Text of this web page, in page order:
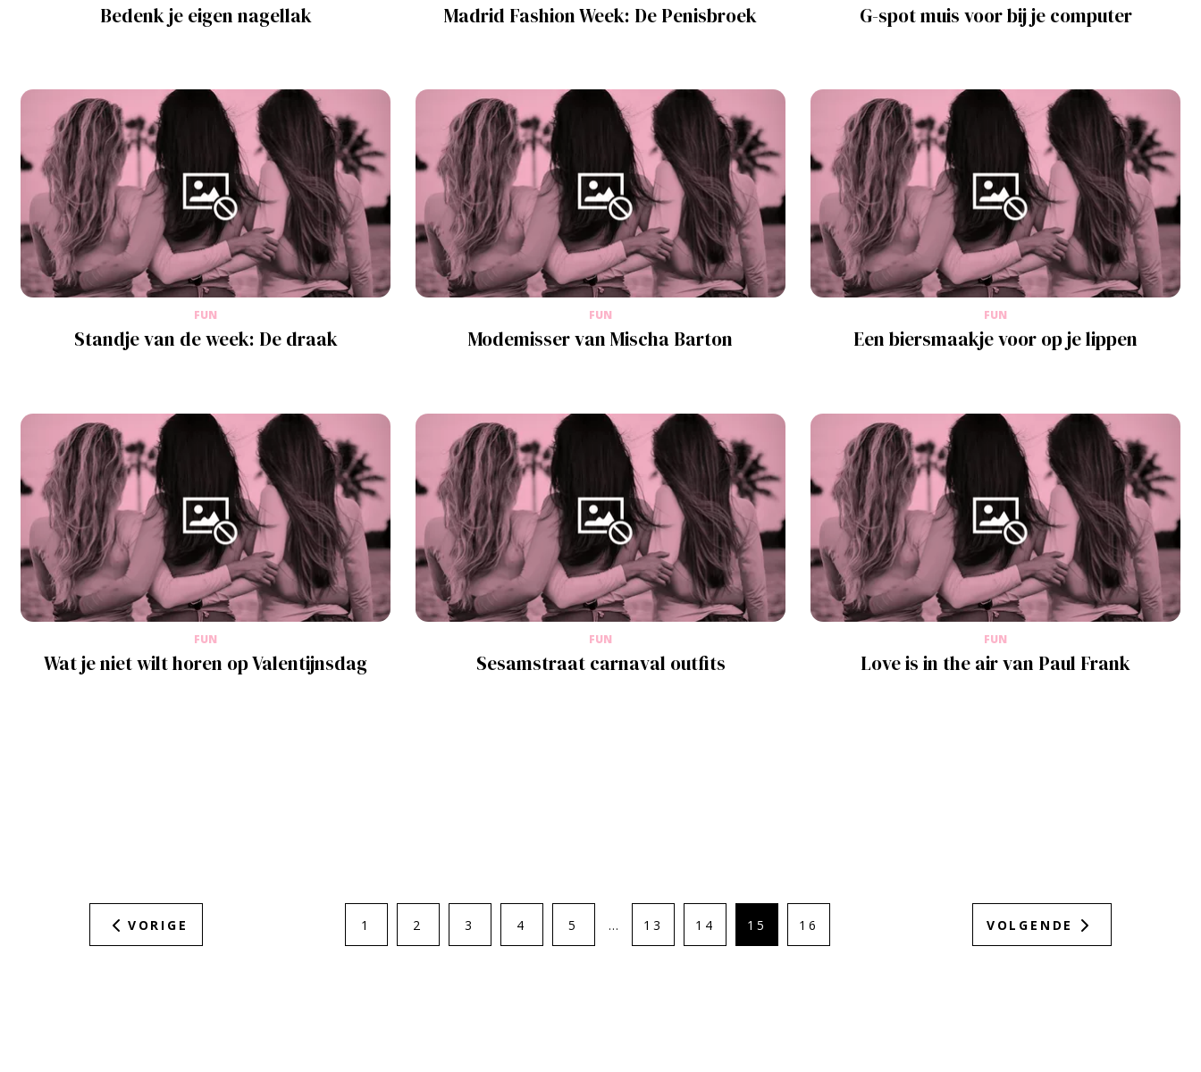
Bedenk je eigen nagellak Madrid Fashion Week: De Penisbroek G-spot muis voor bij je computer
FUN
Standje van de week: De draak
FUN
Modemisser van Mischa Barton
FUN
Een biersmaakje voor op je lippen
FUN
Wat je niet wilt horen op Valentijnsdag
FUN
Sesamstraat carnaval outfits
FUN
Love is in the air van Paul Frank
VORIGE 1 2 3 4 5 … 13 14 15 16 VOLGENDE